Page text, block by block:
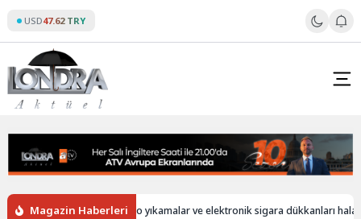
content
USD47.62 TRY
Magazin Haberleri
İngiltere’de oto yıkamalar ve elektronik sigara dükkanları hala